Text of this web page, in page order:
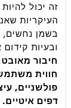
זה יכול
העיקריות
בשמן נחשים,
ובעיות
חווית
פולשניים,
דפים איטיים.